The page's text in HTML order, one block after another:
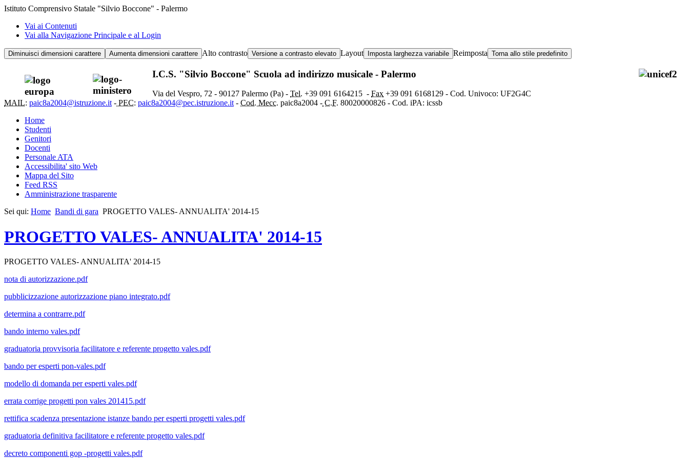
Istituto Comprensivo Statale "Silvio Boccone" - Palermo
Vai ai Contenuti
Vai alla Navigazione Principale e al Login
Diminuisci dimensioni carattere Aumenta dimensioni carattere Alto contrasto Versione a contrasto elevato Layout Imposta larghezza variabile Reimposta Torna allo stile predefinito
I.C.S. "Silvio Boccone" Scuola ad indirizzo musicale - Palermo
Via del Vespro, 72 - 90127 Palermo (Pa) -Tel. +39 0916164215 -Fax +39 091 6168129 - Cod. Univoco: UF2G4C
MAIL: paic8a2004@istruzione.it- PEC: paic8a2004@pec.istruzione.it- Cod. Mecc. paic8a2004 - C.F. 80020000826 - Cod. iPA: icssb
Home
Studenti
Genitori
Docenti
Personale ATA
Accessibilita' sito Web
Mappa del Sito
Feed RSS
Amministrazione trasparente
Sei qui: Home Bandi di gara PROGETTO VALES- ANNUALITA' 2014-15
PROGETTO VALES- ANNUALITA' 2014-15
PROGETTO VALES- ANNUALITA' 2014-15
nota di autorizzazione.pdf
pubblicizzazione autorizzazione piano integrato.pdf
determina a contrarre.pdf
bando interno vales.pdf
graduatoria provvisoria facilitatore e referente progetto vales.pdf
bando per esperti pon-vales.pdf
modello di domanda per esperti vales.pdf
errata corrige progetti pon vales 201415.pdf
rettifica scadenza presentazione istanze bando per esperti progetti vales.pdf
graduatoria definitiva facilitatore e referente progetto vales.pdf
decreto componenti gop -progetti vales.pdf